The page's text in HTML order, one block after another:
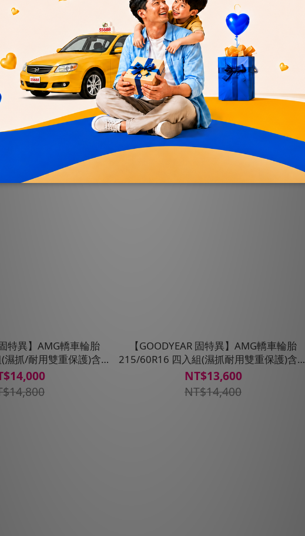
抓/耐用雙重保護)含安
【GOODYEAR 固特異】AMG轎車輪胎
195/50R16四入組(濕抓/耐用雙重保護)含安
裝定位平衡
NT$13,600
NT$14,400
特異】AMG轎車輪胎
抓/耐用雙重保護)含安
位平衡
【GOODYEAR 固特異】AMG轎車輪胎
215/60R16 四入組(濕抓耐用雙重保護)含安
裝定位平衡
NT$13,600
NT$14,400